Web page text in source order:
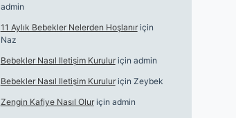
admin
11 Aylık Bebekler Nelerden Hoşlanıriçin
Naz
Bebekler Nasıl Iletişim Kuruluriçin admin
Bebekler Nasıl Iletişim Kuruluriçin Zeybek
Zengin Kafiye Nasıl Oluriçin admin